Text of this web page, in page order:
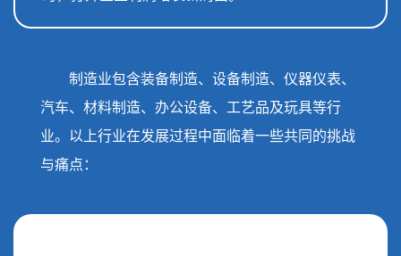
制造业包含装备制造、设备制造、仪器仪表、
汽车、材料制造、办公设备、工艺品及玩具等行
业。以上行业在发展过程中面临着一些共同的挑战
与痛点：